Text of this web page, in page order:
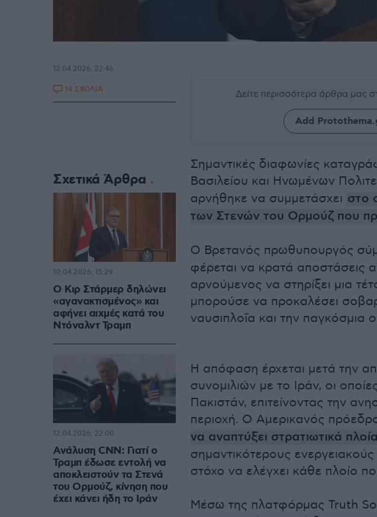
Δείτε περισσότερα άρθρα μας
Add
Σημαντικές διαφωνίες
Βασιλείου και Ηνωμένων
αρνήθηκε να συμμετάσχει στο
των Στενών του Ορμούζ που
Ο Βρετανός πρωθυπουργός
φέρεται να κρατά αποστάσεις
αρνούμενος να στηρίξει μια
μπορούσε να προκαλέσει
ναυσιπλοΐα και την παγκόσμια
Η απόφαση έρχεται μετά την
συνομιλιών με το Ιράν, οι
Πακιστάν, επιτείνοντας την
περιοχή. Ο Αμερικανός
να αναπτύξει στρατιωτικά πλοία
σημαντικότερους
στόχο να ελέγχει κάθε πλοίο
Μέσω της πλατφόρμας Truth
12.04.2026, 22:46
14 ΣΧΟΛΙΑ
Σχετικά Άρθρα
Ο Κιρ Στάρμερ δηλώνει
«αγανακτισμένος» και
αφήνει αιχμές κατά του
Ντόναλντ Τραμπ
10.04.2026, 15:29
Ανάλυση CNN: Γιατί ο
Τραμπ έδωσε εντολή να
αποκλειστούν τα Στενά
του Ορμούζ, κίνηση που
έχει κάνει ήδη το Ιράν
12.04.2026, 22:00